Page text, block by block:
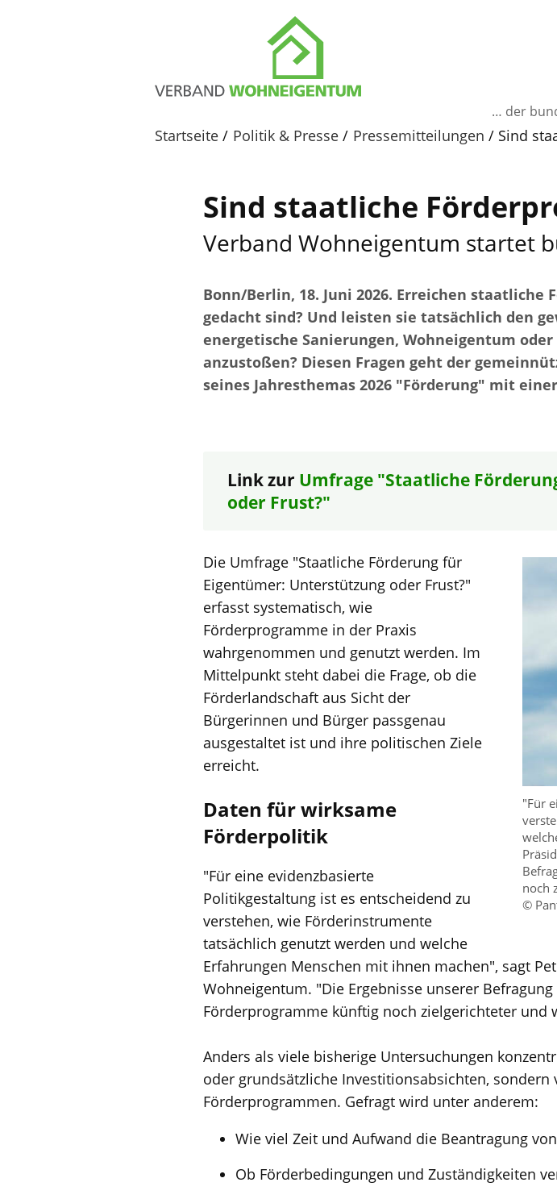
… der
Startseite Politik & Presse Pressemitteilungen Sind
Sind staatliche
Verband Wohneigentum startet
Bonn/Berlin, 18. Juni 2026. Erreichen
gedacht sind? Und leisten sie tatsächlich den
energetische Sanierungen, Wohneigentum
anzustoßen? Diesen Fragen geht der
seines Jahresthemas 2026 "Förderung" mit
Link zur Umfrage "Staatliche
oder Frust?"‌
"Für
noch
©
Die Umfrage "Staatliche Förderung für
Eigentümer: Unterstützung oder Frust?"
erfasst systematisch, wie
Förderprogramme in der Praxis
wahrgenommen und genutzt werden. Im
Mittelpunkt steht dabei die Frage, ob die
Förderlandschaft aus Sicht der
Bürgerinnen und Bürger passgenau
ausgestaltet ist und ihre politischen Ziele
erreicht.
Daten für wirksame
Förderpolitik
"Für eine evidenzbasierte
Politikgestaltung ist es entscheidend zu
verstehen, wie Förderinstrumente
tatsächlich genutzt werden und welche
Erfahrungen Menschen mit ihnen machen", sagt
Wohneigentum. "Die Ergebnisse unserer
Förderprogramme künftig noch zielgerichteter und
Anders als viele bisherige Untersuchungen
oder grundsätzliche Investitionsabsichten,
Förderprogrammen. Gefragt wird unter anderem:
Wie viel Zeit und Aufwand die Beantragung
Ob Förderbedingungen und Zuständigkeiten